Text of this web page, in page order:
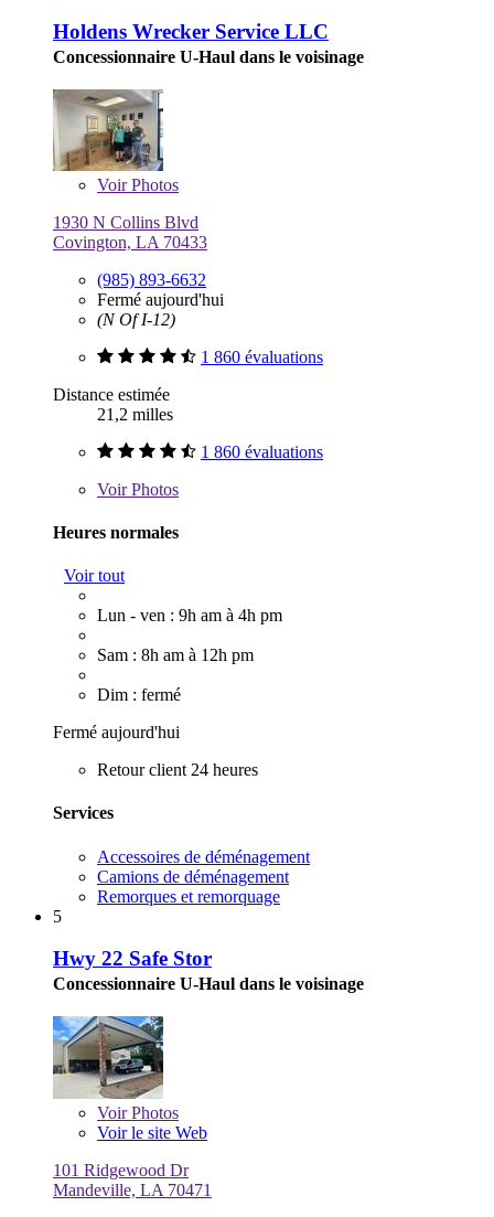
Holdens Wrecker Service LLC
Concessionnaire U-Haul dans le voisinage
VoirPhotos
1930 N Collins Blvd
Covington, LA 70433
(985) 893-6632
Fermé aujourd'hui
(N Of I-12)
1 860 évaluations
Distance estimée
21,2 milles
1 860 évaluations
VoirPhotos
Heures normales
Voir tout
Lun - ven : 9h am à 4h pm
Sam : 8h am à 12h pm
Dim : fermé
Fermé aujourd'hui
Retour client 24 heures
Services
Accessoires de déménagement
Camions de déménagement
Remorques et remorquage
5
Hwy 22 Safe Stor
Concessionnaire U-Haul dans le voisinage
VoirPhotos
Voir le site Web
101 Ridgewood Dr
Mandeville, LA 70471